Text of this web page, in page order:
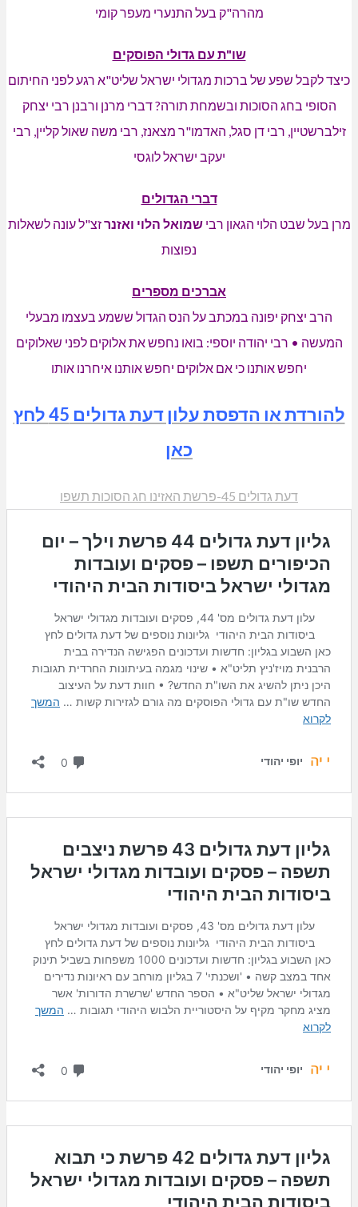
מהרה"ק בעל התנערי מעפר קומי
שו"ת עם גדולי הפוסקים
כיצד לקבל שפע של ברכות מגדולי ישראל שליט"א רגע לפני החיתום
הסופי בחג הסוכות ובשמחת תורה? דברי מרנן ורבנן רבי יצחק
זילברשטיין, רבי דן סגל, האדמו"ר מצאנז, רבי משה שאול קליין, רבי
יעקב ישראל לוגסי
דברי הגדולים
מרן בעל שבט הלוי הגאון רבישמואל הלוי ואזנרזצ"ל עונה לשאלות
נפוצות
אברכים מספרים
הרב יצחק יפונה במכתב על הנס הגדול ששמע בעצמו מבעלי
המעשה • רבי יהודה יוספי: בואו נחפש את אלוקים לפני שאלוקים
יחפש אותנו כי אם אלוקים יחפש אותנו איחרנו אותו
להורדת או הדפסת עלון דעת גדולים 45 לחץ
כאן
דעת גדולים 45-פרשת האזינו חג הסוכות תשפו